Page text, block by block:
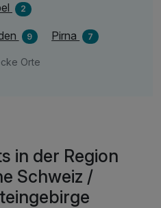
2
9 Pirna 7
Orte
in der Region
Schweiz /